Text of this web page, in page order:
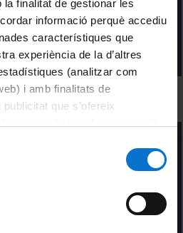
finalitat de gestionar les
informació perquè accediu
característiques que
experiència de la d’altres
(analitzar com
i amb finalitats de
que s’ofereix
del lloc web de la
de género